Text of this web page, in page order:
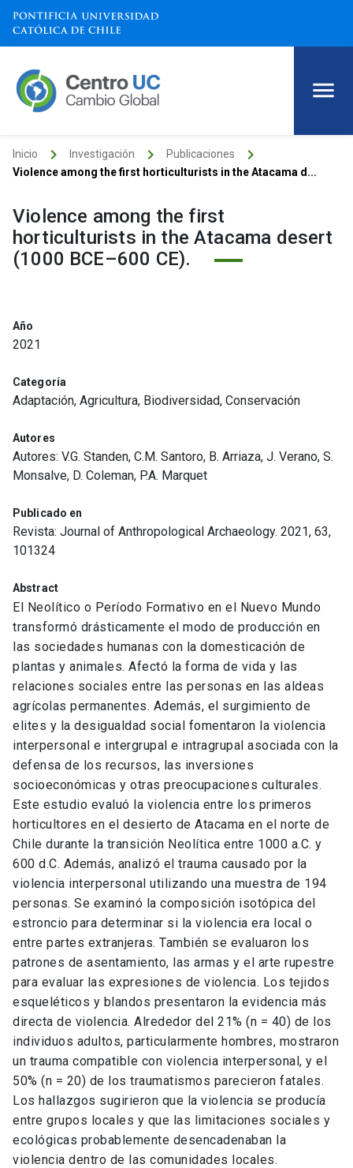
Inicio keyboard_arrow_right Investigación keyboard_arrow_right Publicaciones keyboard_arrow_right
Violence among the first horticulturists in the Atacama d...
Violence among the first
horticulturists in the Atacama desert
(1000 BCE–600 CE).
Año
2021
Categoría
Adaptación, Agricultura, Biodiversidad, Conservación
Autores
Autores: V.G. Standen, C.M. Santoro, B. Arriaza, J. Verano, S.
Monsalve, D. Coleman, P.A. Marquet
Publicado en
Revista: Journal of Anthropological Archaeology. 2021, 63,
101324
Abstract
El Neolítico o Período Formativo en el Nuevo Mundo
transformó drásticamente el modo de producción en
las sociedades humanas con la domesticación de
plantas y animales. Afectó la forma de vida y las
relaciones sociales entre las personas en las aldeas
agrícolas permanentes. Además, el surgimiento de
elites y la desigualdad social fomentaron la violencia
interpersonal e intergrupal e intragrupal asociada con la
defensa de los recursos, las inversiones
socioeconómicas y otras preocupaciones culturales.
Este estudio evaluó la violencia entre los primeros
horticultores en el desierto de Atacama en el norte de
Chile durante la transición Neolítica entre 1000 a.C. y
600 d.C. Además, analizó el trauma causado por la
violencia interpersonal utilizando una muestra de 194
personas. Se examinó la composición isotópica del
estroncio para determinar si la violencia era local o
entre partes extranjeras. También se evaluaron los
patrones de asentamiento, las armas y el arte rupestre
para evaluar las expresiones de violencia. Los tejidos
esqueléticos y blandos presentaron la evidencia más
directa de violencia. Alrededor del 21% (n = 40) de los
individuos adultos, particularmente hombres, mostraron
un trauma compatible con violencia interpersonal, y el
50% (n = 20) de los traumatismos parecieron fatales.
Los hallazgos sugirieron que la violencia se producía
entre grupos locales y que las limitaciones sociales y
ecológicas probablemente desencadenaban la
violencia dentro de las comunidades locales.